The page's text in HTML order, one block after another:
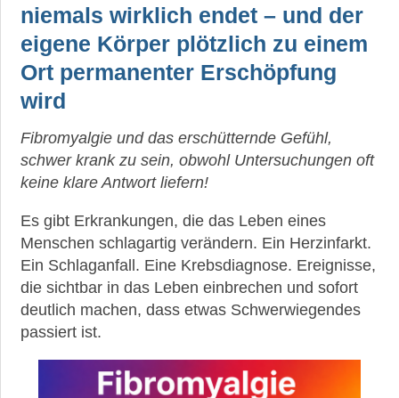
niemals wirklich endet – und der
eigene Körper plötzlich zu einem
Ort permanenter Erschöpfung
wird
Fibromyalgie und das erschütternde Gefühl,
schwer krank zu sein, obwohl Untersuchungen oft
keine klare Antwort liefern!
Es gibt Erkrankungen, die das Leben eines
Menschen schlagartig verändern. Ein Herzinfarkt.
Ein Schlaganfall. Eine Krebsdiagnose. Ereignisse,
die sichtbar in das Leben einbrechen und sofort
deutlich machen, dass etwas Schwerwiegendes
passiert ist.